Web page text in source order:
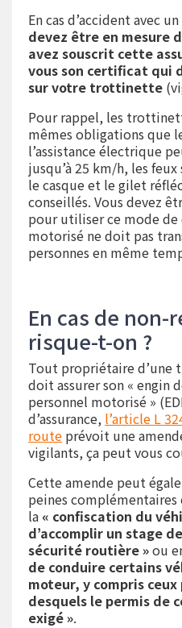
En cas d’accident avec
devez être en mesure
avez souscrit cette
vous son certificat qui
sur votre trottinette
Pour rappel, les
mêmes obligations que
l’assistance électrique
jusqu’à 25 km/h, les
le casque et le gilet
conseillés. Vous devez
pour utiliser ce mode de
motorisé ne doit pas
personnes en même
En cas de non-
risque-t-on ?
Tout propriétaire
doit assurer son « engin
personnel motorisé »
d’assurance, l’article L
route prévoit une
vigilants, ça peut vous
Cette amende peut
peines complémentaires
la « confiscation du
d’accomplir un stage
sécurité routière »ou
de conduire certains
moteur, y compris
desquels le permis de
exigé ».